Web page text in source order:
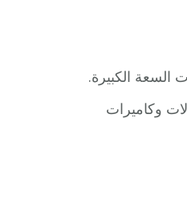
السعة الكبيرة.
وكاميرات